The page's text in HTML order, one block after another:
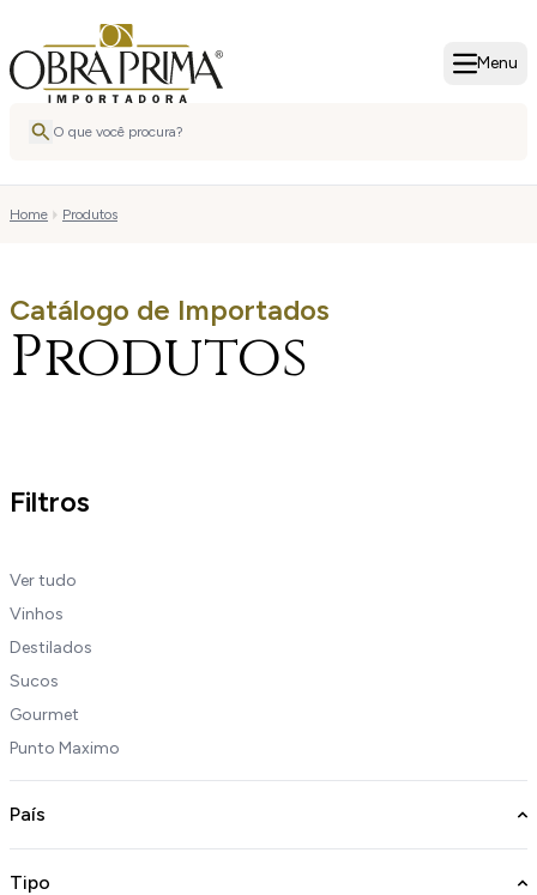
Menu
Home Produtos
Catálogo de Importados
Produtos
Filtros
Ver tudo
Vinhos
Destilados
Sucos
Gourmet
Punto Maximo
País
Tipo